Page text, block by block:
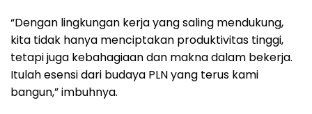
“Dengan lingkungan kerja yang saling mendukung,
kita tidak hanya menciptakan produktivitas tinggi,
tetapi juga kebahagiaan dan makna dalam bekerja.
Itulah esensi dari budaya PLN yang terus kami
bangun,” imbuhnya.